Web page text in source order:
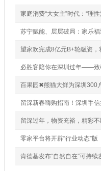
家庭消费“大女主”时代：“理
苏宁赋能、层层破局：家乐
望家欢完成8亿元B+轮融资
必胜客陪你在深圳过年——致
百果园✖熊猫大鲜为深圳300
留深新春嗨购指南！深圳手
留深过年，物资充裕，精彩不
零家平台将开辟“行业动态”版
肯德基发布“自然自在”可持